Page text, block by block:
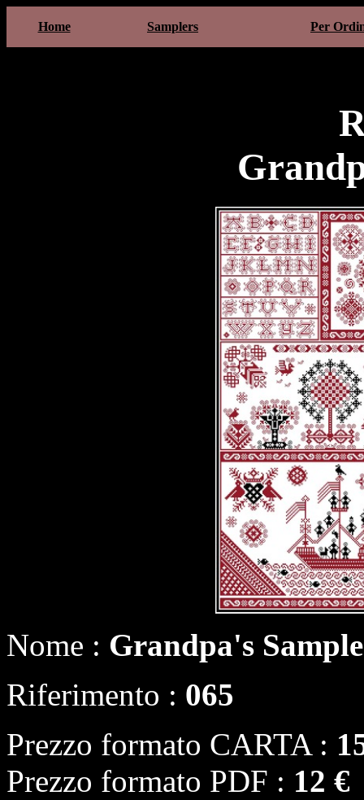
Home Samplers Per
Nome : Grandpa's
Riferimento : 065
Prezzo formato CARTA :
Prezzo formato PDF : 12 €